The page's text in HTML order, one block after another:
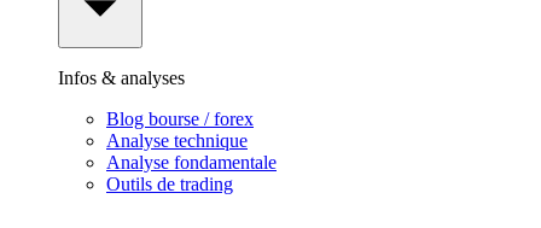
Infos & analyses
Blog bourse / forex
Analyse technique
Analyse fondamentale
Outils de trading